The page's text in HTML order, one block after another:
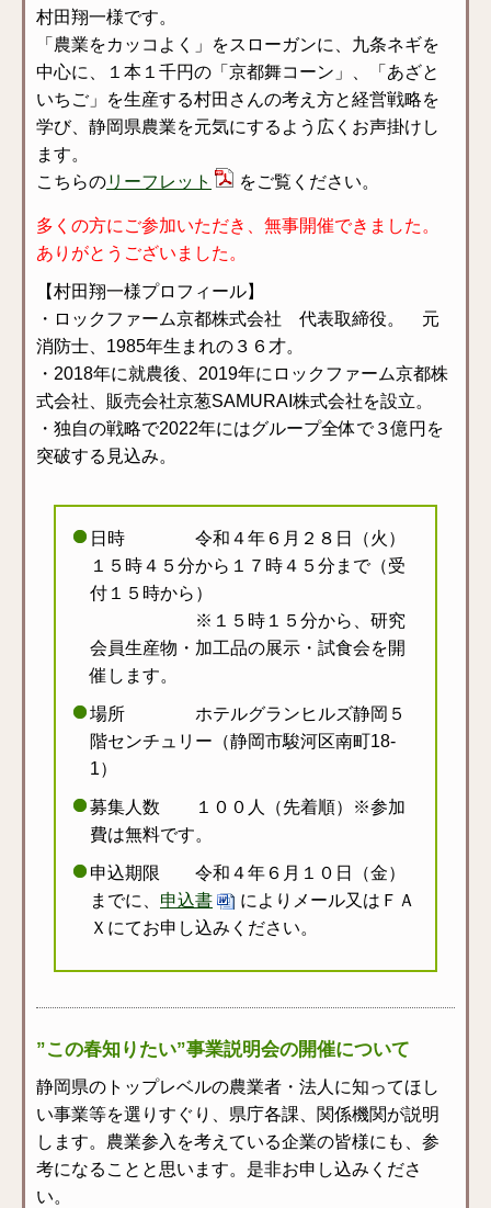
村田翔一様です。
「農業をカッコよく」をスローガンに、九条ネギを
中心に、１本１千円の「京都舞コーン」、「あざと
いちご」を生産する村田さんの考え方と経営戦略を
学び、静岡県農業を元気にするよう広くお声掛けし
ます。
こちらのリーフレット をご覧ください。
多くの方にご参加いただき、無事開催できました。
ありがとうございました。
【村田翔一様プロフィール】
・ロックファーム京都株式会社 代表取締役。 元
消防士、1985年生まれの３６才。
・2018年に就農後、2019年にロックファーム京都株
式会社、販売会社京葱SAMURAI株式会社を設立。
・独自の戦略で2022年にはグループ全体で３億円を
突破する見込み。
日時 令和４年６月２８日（火）
１５時４５分から１７時４５分まで（受
付１５時から）
※１５時１５分から、研究
会員生産物・加工品の展示・試食会を開
催します。
場所 ホテルグランヒルズ静岡５
階センチュリー（静岡市駿河区南町18-
1）
募集人数 １００人（先着順）※参加
費は無料です。
申込期限 令和４年６月１０日（金）
までに、 申込書
によりメール又はＦＡ
Ｘにてお申し込みください。
”この春知りたい”事業説明会の開催について
静岡県のトップレベルの農業者・法人に知ってほし
い事業等を選りすぐり、県庁各課、関係機関が説明
します。農業参入を考えている企業の皆様にも、参
考になることと思います。是非お申し込みくださ
い。